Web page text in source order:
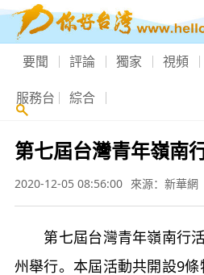
要聞 評論 獨家 視頻
服務台 綜合
第七屆台灣青年嶺南
2020-12-05 08:56:00 來源：新華網
第七屆台灣青年嶺南行活
州舉行。本屆活動共開設9